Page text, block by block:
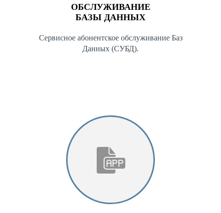
ОБСЛУЖИВАНИЕ
БАЗЫ ДАННЫХ
Сервисное абонентское обслуживание Баз
Данных (СУБД).